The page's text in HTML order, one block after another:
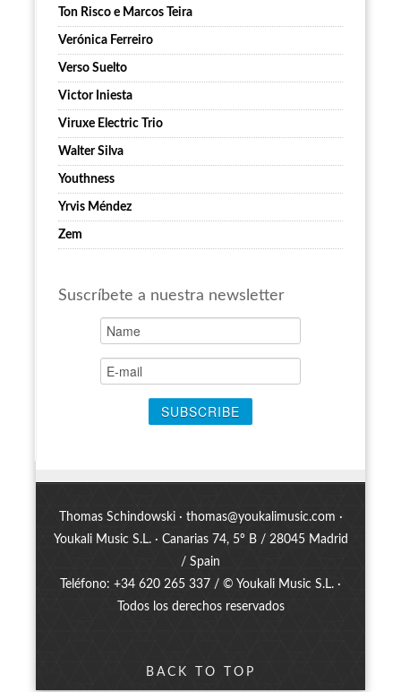
Ton Risco e Marcos Teira
Verónica Ferreiro
Verso Suelto
Victor Iniesta
Viruxe Electric Trio
Walter Silva
Youthness
Yrvis Méndez
Zem
Suscríbete a nuestra newsletter
Thomas Schindowski · thomas@youkalimusic.com ·
Youkali Music S.L. · Canarias 74, 5º B / 28045 Madrid
/ Spain
Teléfono: +34 620 265 337 / © Youkali Music S.L. ·
Todos los derechos reservados
BACK TO TOP